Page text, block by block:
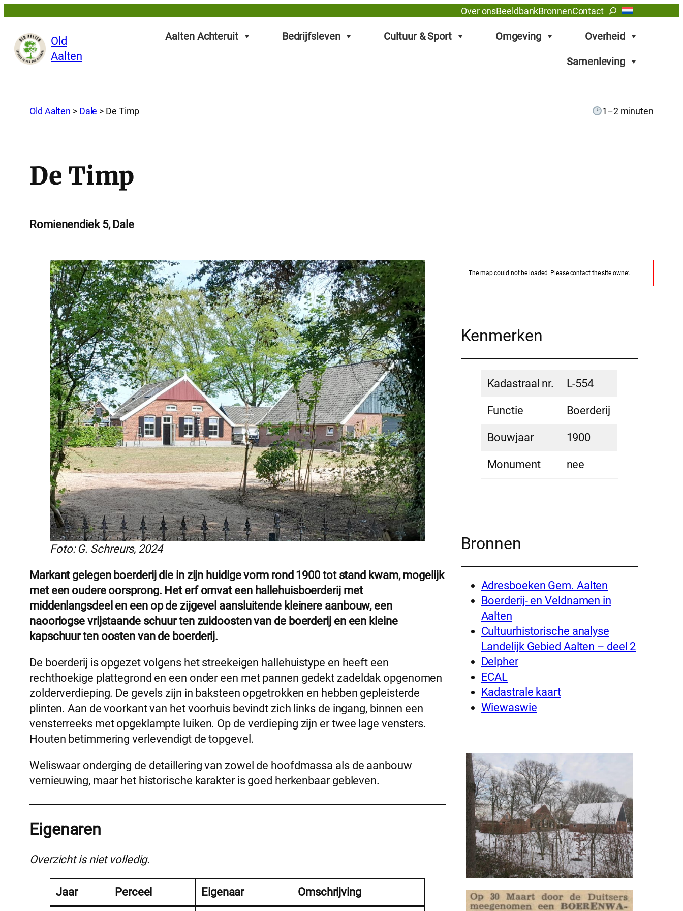
Over onsBeeldbankBronnenContactZoeken
Old
Aalten
Aalten Achteruit Bedrijfsleven Cultuur & Sport Omgeving Overheid
Samenleving
Old Aalten > Dale > De Timp 1–2 minuten
De Timp
Romienendiek 5, Dale
Foto: G. Schreurs, 2024
Markant gelegen boerderij die in zijn huidige vorm rond 1900 tot stand kwam, mogelijk
met een oudere oorsprong. Het erf omvat een hallehuisboerderij met
middenlangsdeel en een op de zijgevel aansluitende kleinere aanbouw, een
naoorlogse vrijstaande schuur ten zuidoosten van de boerderij en een kleine
kapschuur ten oosten van de boerderij.
De boerderij is opgezet volgens het streekeigen hallehuistype en heeft een
rechthoekige plattegrond en een onder een met pannen gedekt zadeldak opgenomen
zolderverdieping. De gevels zijn in baksteen opgetrokken en hebben gepleisterde
plinten. Aan de voorkant van het voorhuis bevindt zich links de ingang, binnen een
vensterreeks met opgeklampte luiken. Op de verdieping zijn er twee lage vensters.
Houten betimmering verlevendigt de topgevel.
Weliswaar onderging de detaillering van zowel de hoofdmassa als de aanbouw
vernieuwing, maar het historische karakter is goed herkenbaar gebleven.
Eigenaren
Overzicht is niet volledig.
Jaar Perceel Eigenaar Omschrijving
The map could not be loaded. Please contact the site owner.
Kenmerken
Kadastraal nr. L-554
Functie Boerderij
Bouwjaar 1900
Monument nee
Bronnen
Adresboeken Gem. Aalten
Boerderij- en Veldnamen in
Aalten
Cultuurhistorische analyse
Landelijk Gebied Aalten – deel 2
Delpher
ECAL
Kadastrale kaart
Wiewaswie